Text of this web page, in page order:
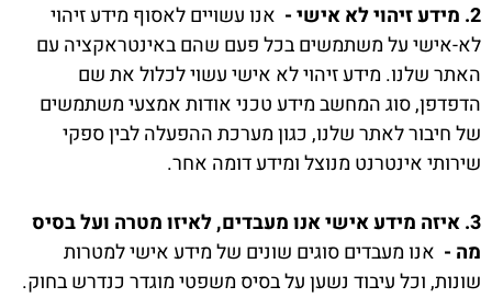
2. מידע זיהוי לא אישי -
אנו עשויים לאסוף מידע זיהוי
לא-אישי על משתמשים בכל פעם שהם באינטראקציה עם
האתר שלנו. מידע זיהוי לא אישי עשוי לכלול את שם
הדפדפן, סוג המחשב מידע טכני אודות אמצעי משתמשים
של חיבור לאתר שלנו, כגון מערכת ההפעלה לבין ספקי
שירותי אינטרנט מנוצל ומידע דומה אחר.
3. איזה מידע אישי אנו מעבדים, לאיזו מטרה ועל בסיס
מה - אנו מעבדים סוגים שונים של מידע אישי למטרות
שונות, וכל עיבוד נשען על בסיס משפטי מוגדר כנדרש בחוק.